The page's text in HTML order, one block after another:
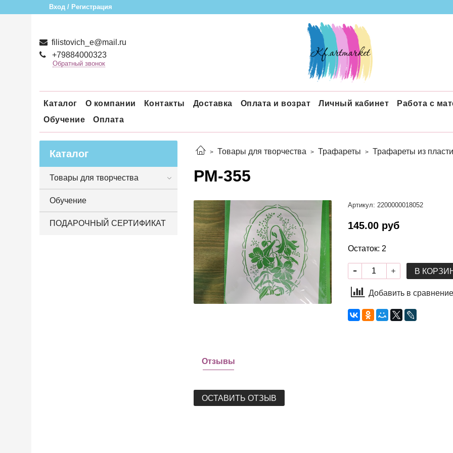
Вход / Регистрация
filistovich_e@mail.ru
+79884000323
Обратный звонок
Каталог О компании Контакты Доставка Оплата и возрат Личный кабинет
Работа с
Обучение
Оплата
Товары для творчества Трафареты Трафареты из
РМ-355
Артикул: 2200000018052
145.00 руб
Остаток: 2
В
Добавить в сравнение
Отзывы
ОСТАВИТЬ ОТЗЫВ
Каталог
Товары для творчества
Обучение
ПОДАРОЧНЫЙ СЕРТИФИКАТ